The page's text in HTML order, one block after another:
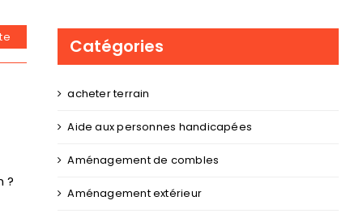
?
Catégories
acheter terrain
Aide aux personnes handicapées
Aménagement de combles
Aménagement extérieur